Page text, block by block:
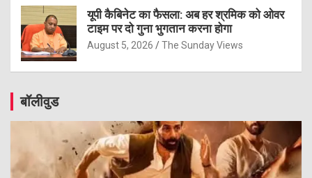
यूपी कैबिनेट का फैसला: अब हर श्रमिक को ओवर
टाइम पर दो गुना भुगतान करना होगा
August 5, 2026 The Sunday Views
बॉलीवुड